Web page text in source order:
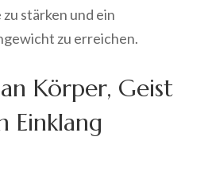
stärken und ein
zu erreichen.
Körper, Geist
Einklang